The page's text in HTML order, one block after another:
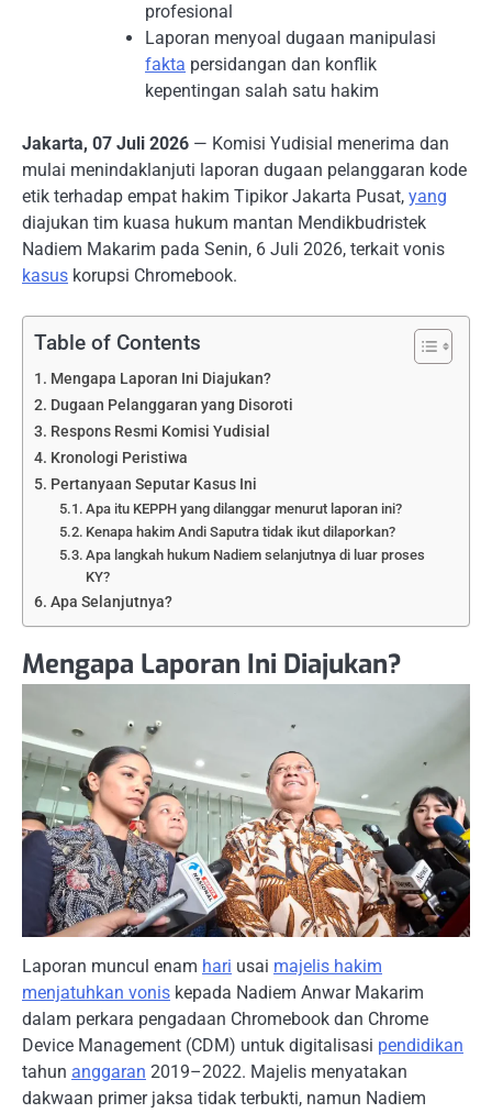
profesional
Laporan menyoal dugaan manipulasi
fakta persidangan dan konflik
kepentingan salah satu hakim
Jakarta, 07 Juli 2026 — Komisi Yudisial menerima dan
mulai menindaklanjuti laporan dugaan pelanggaran kode
etik terhadap empat hakim Tipikor Jakarta Pusat, yang
diajukan tim kuasa hukum mantan Mendikbudristek
Nadiem Makarim pada Senin, 6 Juli 2026, terkait vonis
kasus korupsi Chromebook.
Table of Contents
Mengapa Laporan Ini Diajukan?
Dugaan Pelanggaran yang Disoroti
Respons Resmi Komisi Yudisial
Kronologi Peristiwa
Pertanyaan Seputar Kasus Ini
Apa itu KEPPH yang dilanggar menurut laporan ini?
Kenapa hakim Andi Saputra tidak ikut dilaporkan?
Apa langkah hukum Nadiem selanjutnya di luar proses
KY?
Apa Selanjutnya?
Mengapa Laporan Ini Diajukan?
Laporan muncul enam hari usai majelis hakim
menjatuhkan vonis kepada Nadiem Anwar Makarim
dalam perkara pengadaan Chromebook dan Chrome
Device Management (CDM) untuk digitalisasi pendidikan
tahun anggaran 2019–2022. Majelis menyatakan
dakwaan primer jaksa tidak terbukti, namun Nadiem